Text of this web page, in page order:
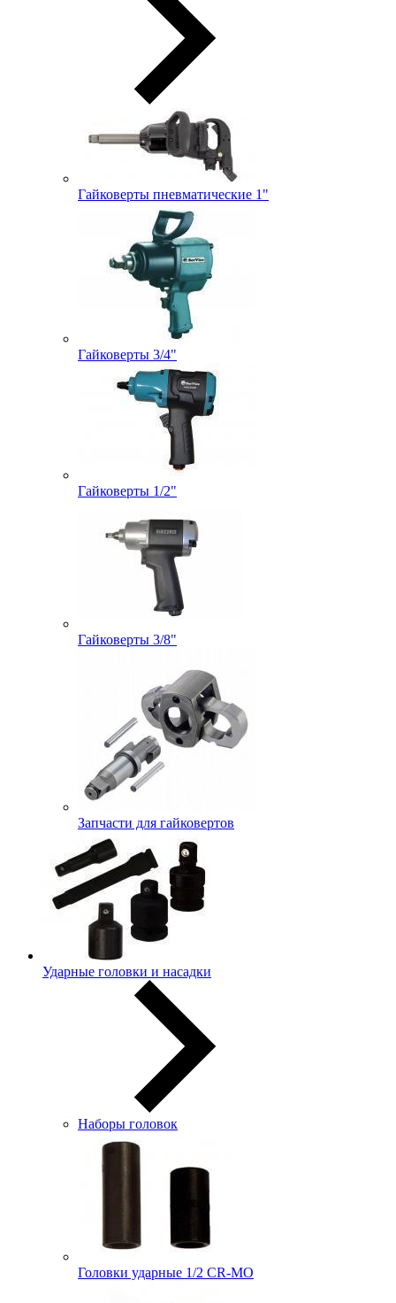
Гайковерты пневматические 1"
Гайковерты 3/4"
Гайковерты 1/2"
Гайковерты 3/8"
Запчасти для гайковертов
Ударные головки и насадки
Наборы головок
Головки ударные 1/2 CR-MO